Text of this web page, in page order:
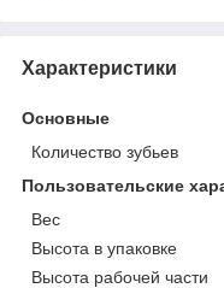
Характеристики
Основные
Количество зубьев
Пользовательские
Вeс
Высотa в упаковке
Высотa рабочей части